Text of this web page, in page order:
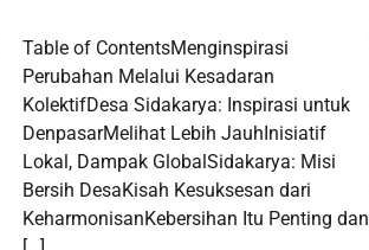
Table of ContentsMenginspirasi
Perubahan Melalui Kesadaran
KolektifDesa Sidakarya: Inspirasi untuk
DenpasarMelihat Lebih JauhInisiatif
Lokal, Dampak GlobalSidakarya: Misi
Bersih DesaKisah Kesuksesan dari
KeharmonisanKebersihan Itu Penting dan